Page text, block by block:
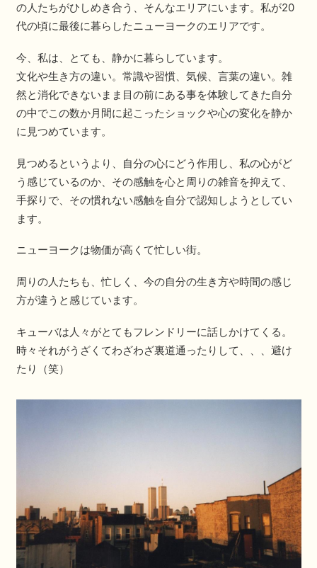
の人たちがひしめき合う、そんなエリアにいます。私が20
代の頃に最後に暮らしたニューヨークのエリアです。
今、私は、とても、静かに暮らしています。
文化や生き方の違い。常識や習慣、気候、言葉の違い。雑
然と消化できないまま目の前にある事を体験してきた自分
の中でこの数か月間に起こったショックや心の変化を静か
に見つめています。
見つめるというより、自分の心にどう作用し、私の心がど
う感じているのか、その感触を心と周りの雑音を抑えて、
手探りで、その慣れない感触を自分で認知しようとしてい
ます。
ニューヨークは物価が高くて忙しい街。
周りの人たちも、忙しく、今の自分の生き方や時間の感じ
方が違うと感じています。
キューバは人々がとてもフレンドリーに話しかけてくる。
時々それがうざくてわざわざ裏道通ったりして、、、避け
たり（笑）